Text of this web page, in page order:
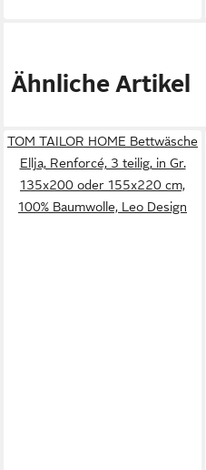
Ähnliche Artikel
TOM TAILOR HOME Bettwäsche
Ellja, Renforcé, 3 teilig, in Gr.
135x200 oder 155x220 cm,
100% Baumwolle, Leo Design